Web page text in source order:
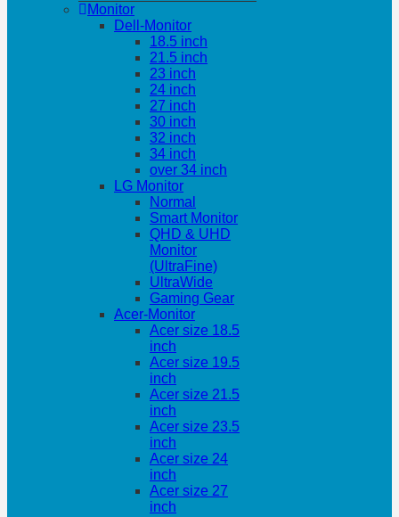
Monitor
Dell-Monitor
18.5 inch
21.5 inch
23 inch
24 inch
27 inch
30 inch
32 inch
34 inch
over 34 inch
LG Monitor
Normal
Smart Monitor
QHD & UHD
Monitor
(UltraFine)
UltraWide
Gaming Gear
Acer-Monitor
Acer size 18.5
inch
Acer size 19.5
inch
Acer size 21.5
inch
Acer size 23.5
inch
Acer size 24
inch
Acer size 27
inch